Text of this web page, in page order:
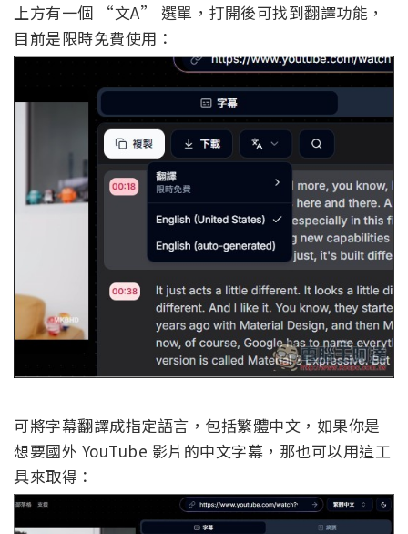
上方有一個 “文A” 選單，打開後可找到翻譯功能，
目前是限時免費使用：
可將字幕翻譯成指定語言，包括繁體中文，如果你是
想要國外 YouTube 影片的中文字幕，那也可以用這工
具來取得：